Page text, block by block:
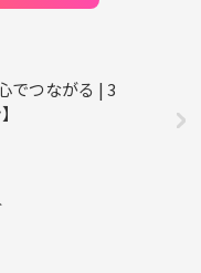
でつながる | 3